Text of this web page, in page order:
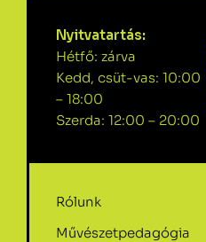
Nyitvatartás:
Hétfő: zárva
Kedd, csüt-vas: 10:00
– 18:00
Szerda: 12:00 – 20:00
Rólunk
Művészetpedagógia